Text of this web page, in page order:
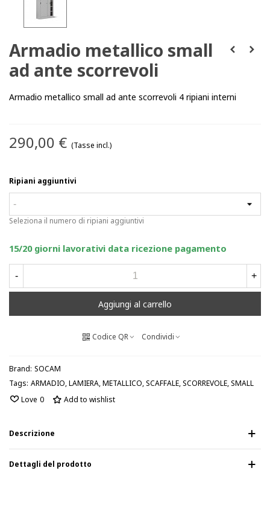
Armadio metallico small
ad ante scorrevoli
Armadio metallico small ad ante scorrevoli 4 ripiani interni
290,00 € (Tasse incl.)
Ripiani aggiuntivi
Seleziona il numero di ripiani aggiuntivi
15/20 giorni lavorativi data ricezione pagamento
- +
Aggiungi al carrello
Codice QR Condividi
Brand: SOCAM
Tags: ARMADIO,LAMIERA,METALLICO,SCAFFALE,SCORREVOLE,SMALL
Love 0 Add to wishlist
Descrizione
Dettagli del prodotto